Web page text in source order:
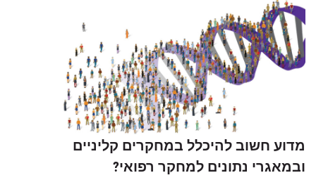
מדוע חשוב להיכלל במחקרים קליניים
ובמאגרי נתונים למחקר רפואי?